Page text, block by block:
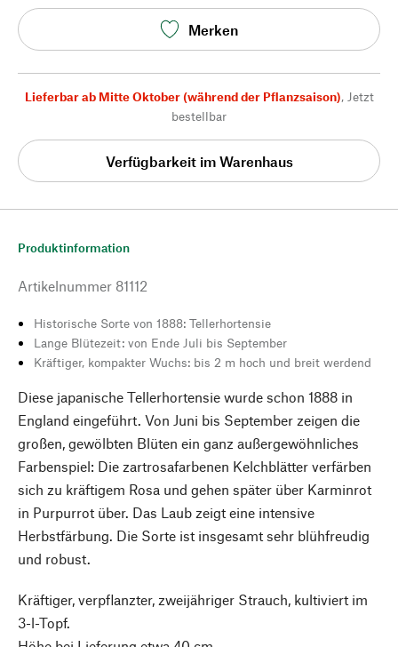
Merken
Lieferbar ab Mitte Oktober (während der Pflanzsaison), Jetzt
bestellbar
Verfügbarkeit im Warenhaus
Produktinformation
Artikelnummer 81112
Historische Sorte von 1888: Tellerhortensie
Lange Blütezeit: von Ende Juli bis September
Kräftiger, kompakter Wuchs: bis 2 m hoch und breit werdend
Diese japanische Tellerhortensie wurde schon 1888 in
England eingeführt. Von Juni bis September zeigen die
großen, gewölbten Blüten ein ganz außergewöhnliches
Farbenspiel: Die zartrosafarbenen Kelchblätter verfärben
sich zu kräftigem Rosa und gehen später über Karminrot
in Purpurrot über. Das Laub zeigt eine intensive
Herbstfärbung. Die Sorte ist insgesamt sehr blühfreudig
und robust.
Kräftiger, verpflanzter, zweijähriger Strauch, kultiviert im
3-l-Topf.